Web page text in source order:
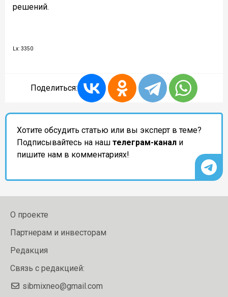
решений.
Lx: 3350
Поделиться:
Хотите обсудить статью или вы эксперт в теме?
Подписывайтесь на наш телеграм-канал и
пишите нам в комментариях!
О проекте
Партнерам и инвесторам
Редакция
Связь с редакцией:
sibmixneo@gmail.com